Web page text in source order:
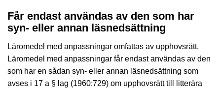
Får endast användas av den som har
syn- eller annan läsnedsättning
Läromedel med anpassningar omfattas av upphovsrätt.
Läromedel med anpassningar får endast användas av den
som har en sådan syn- eller annan läsnedsättning som
avses i 17 a § lag (1960:729) om upphovsrätt till litterära